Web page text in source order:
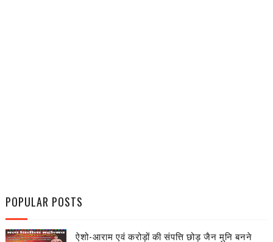
POPULAR POSTS
ऐशो-आराम एवं करोड़ों की संपत्ति छोड़ जैन मुनि बनने